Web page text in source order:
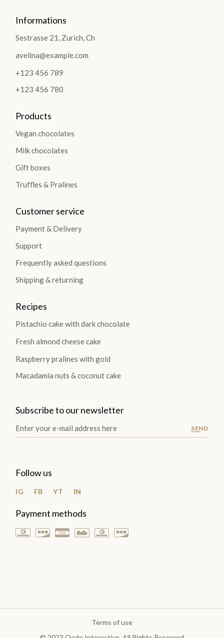
Informations
Sestrasse 21, Zurich, Ch
avelina@example.com
+123 456 789
+123 456 780
Products
Vegan chocolates
Milk chocolates
Gift boxes
Truffles & Pralines
Customer service
Payment & Delivery
Support
Frequently asked questions
Shipping & returning
Recipes
Pistachio cake with dark chocolate
Fresh almond cheese cake
Raspberry pralines with gold
Macadamia nuts & coconut cake
Subscribe to our newsletter
SEND
Follow us
IG FB YT IN
Payment methods
Terms of use